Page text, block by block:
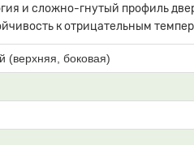
и сложно-гнутый профиль
к отрицательным
(верхняя, боковая)